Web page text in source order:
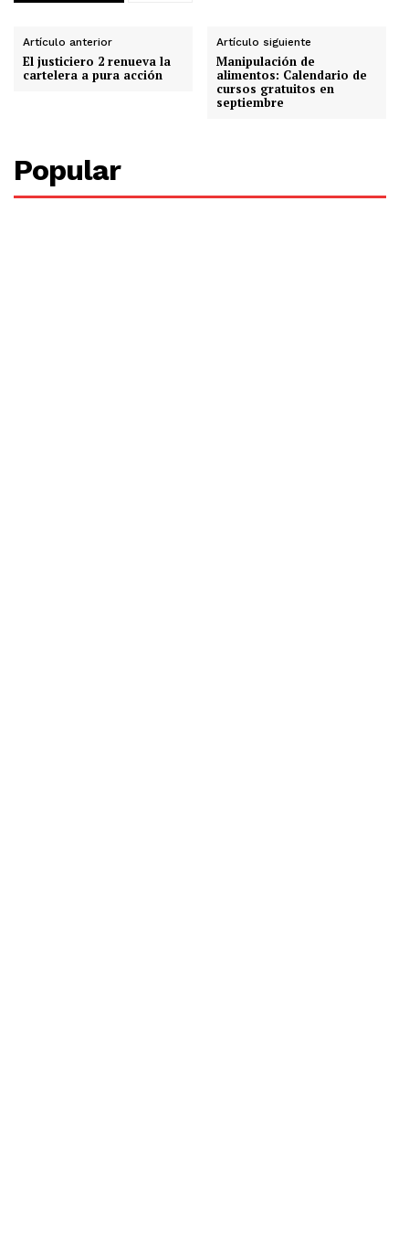
Artículo anterior
El justiciero 2 renueva la
cartelera a pura acción
Artículo siguiente
Manipulación de
alimentos: Calendario de
cursos gratuitos en
septiembre
Popular